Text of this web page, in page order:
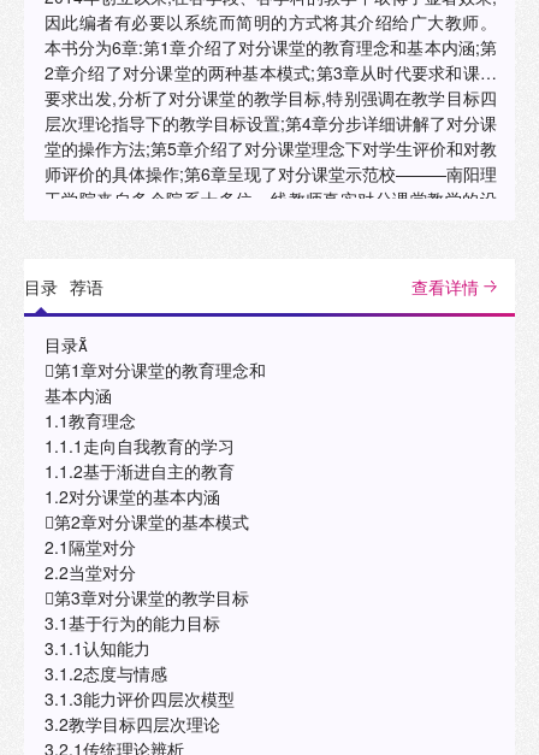
因此编者有必要以系统而简明的方式将其介绍给广大教师。
本书分为6章:第1章介绍了对分课堂的教育理念和基本内涵;第
2章介绍了对分课堂的两种基本模式;第3章从时代要求和课程
要求出发,分析了对分课堂的教学目标,特别强调在教学目标四
层次理论指导下的教学目标设置;第4章分步详细讲解了对分课
堂的操作方法;第5章介绍了对分课堂理念下对学生评价和对教
师评价的具体操作;第6章呈现了对分课堂示范校———南阳理
工学院来自多个院系十多位一线教师真实对分课堂教学的设
员、教育教学管理人员,以及所有关心教育教学发展的读者阅
读和参考。"
目录 荐语 查看详情
目录
第1章对分课堂的教育理念和
基本内涵
1.1教育理念
1.1.1走向自我教育的学习
1.1.2基于渐进自主的教育
1.2对分课堂的基本内涵
第2章对分课堂的基本模式
2.1隔堂对分
2.2当堂对分
第3章对分课堂的教学目标
3.1基于行为的能力目标
3.1.1认知能力
3.1.2态度与情感
3.1.3能力评价四层次模型
3.2教学目标四层次理论
3.2.1传统理论辨析